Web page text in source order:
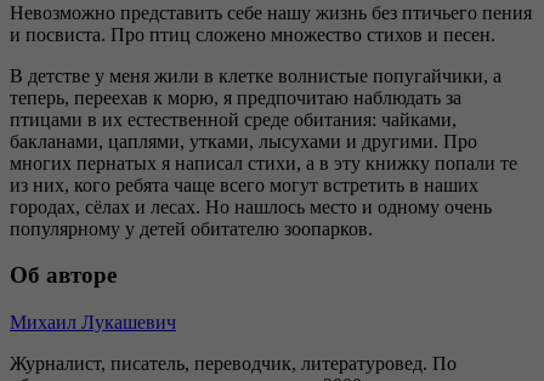
Невозможно представить себе нашу жизнь без птичьего пения
и посвиста. Про птиц сложено множество стихов и песен.
В детстве у меня жили в клетке волнистые попугайчики, а
теперь, переехав к морю, я предпочитаю наблюдать за
птицами в их естественной среде обитания: чайками,
бакланами, цаплями, утками, лысухами и другими. Про
многих пернатых я написал стихи, а в эту книжку попали те
из них, кого ребята чаще всего могут встретить в наших
городах, сёлах и лесах. Но нашлось место и одному очень
популярному у детей обитателю зоопарков.
Об авторе
Михаил Лукашевич
Журналист, писатель, переводчик, литературовед. По